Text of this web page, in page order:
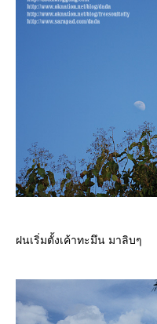
ฝนเริ่มตั้งเค้าทะมึน มาลิบๆ